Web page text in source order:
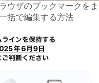
ウザのブックマークをま
括で編集する方法